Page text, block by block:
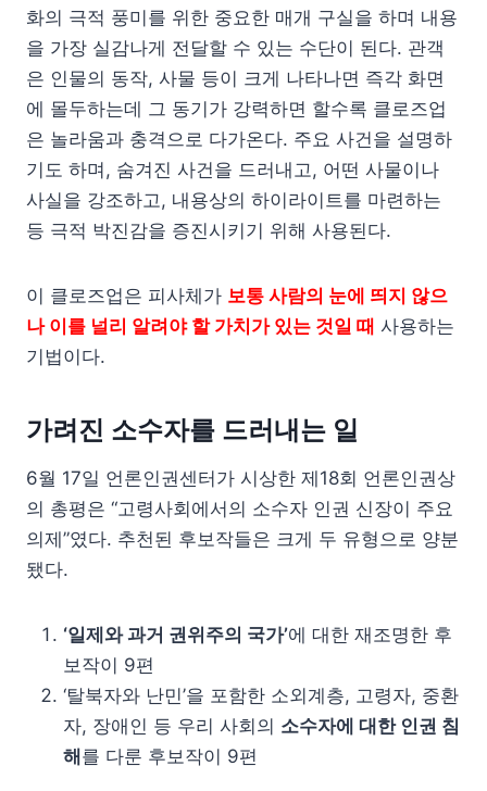
화의 극적 풍미를 위한 중요한 매개 구실을 하며 내용
을 가장 실감나게 전달할 수 있는 수단이 된다. 관객
은 인물의 동작, 사물 등이 크게 나타나면 즉각 화면
에 몰두하는데 그 동기가 강력하면 할수록 클로즈업
은 놀라움과 충격으로 다가온다. 주요 사건을 설명하
기도 하며, 숨겨진 사건을 드러내고, 어떤 사물이나
사실을 강조하고, 내용상의 하이라이트를 마련하는
등 극적 박진감을 증진시키기 위해 사용된다.
이 클로즈업은 피사체가 보통 사람의 눈에 띄지 않으
나 이를 널리 알려야 할 가치가 있는 것일 때 사용하는
기법이다.
가려진 소수자를 드러내는 일
6월 17일 언론인권센터가 시상한 제18회 언론인권상
의 총평은 “고령사회에서의 소수자 인권 신장이 주요
의제”였다. 추천된 후보작들은 크게 두 유형으로 양분
됐다.
‘일제와 과거 권위주의 국가’에 대한 재조명한 후
보작이 9편
‘탈북자와 난민’을 포함한 소외계층, 고령자, 중환
자, 장애인 등 우리 사회의 소수자에 대한 인권 침
해를 다룬 후보작이 9편